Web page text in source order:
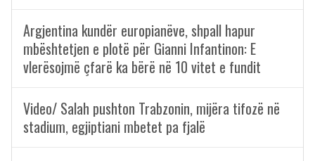
Argjentina kundër europianëve, shpall hapur
mbështetjen e plotë për Gianni Infantinon: E
vlerësojmë çfarë ka bërë në 10 vitet e fundit
Video/ Salah pushton Trabzonin, mijëra tifozë në
stadium, egjiptiani mbetet pa fjalë